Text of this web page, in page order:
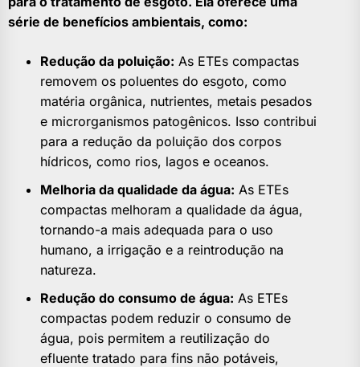
série de benefícios ambientais, como:
Redução da poluição: As ETEs compactas
removem os poluentes do esgoto, como
matéria orgânica, nutrientes, metais pesados
e microrganismos patogênicos. Isso contribui
para a redução da poluição dos corpos
hídricos, como rios, lagos e oceanos.
Melhoria da qualidade da água: As ETEs
compactas melhoram a qualidade da água,
tornando-a mais adequada para o uso
humano, a irrigação e a reintrodução na
natureza.
Redução do consumo de água: As ETEs
compactas podem reduzir o consumo de
água, pois permitem a reutilização do
efluente tratado para fins não potáveis,